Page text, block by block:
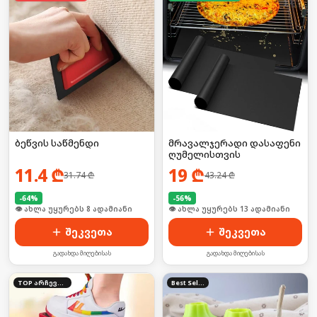
ბეწვის საწმენდი
11.4₾31.74₾
-64%
🛒 ბოლო 24სთ-ში იყიდა 15-მა
შეკვეთა
გადახდა მიღებისას
მრავალჯერადი დასაფენი
ღუმელისთვის
19 ₾43.24₾
-56%
🛒 ბოლო 24სთ-ში იყიდა 20-მა
შეკვეთა
გადახდა მიღებისას